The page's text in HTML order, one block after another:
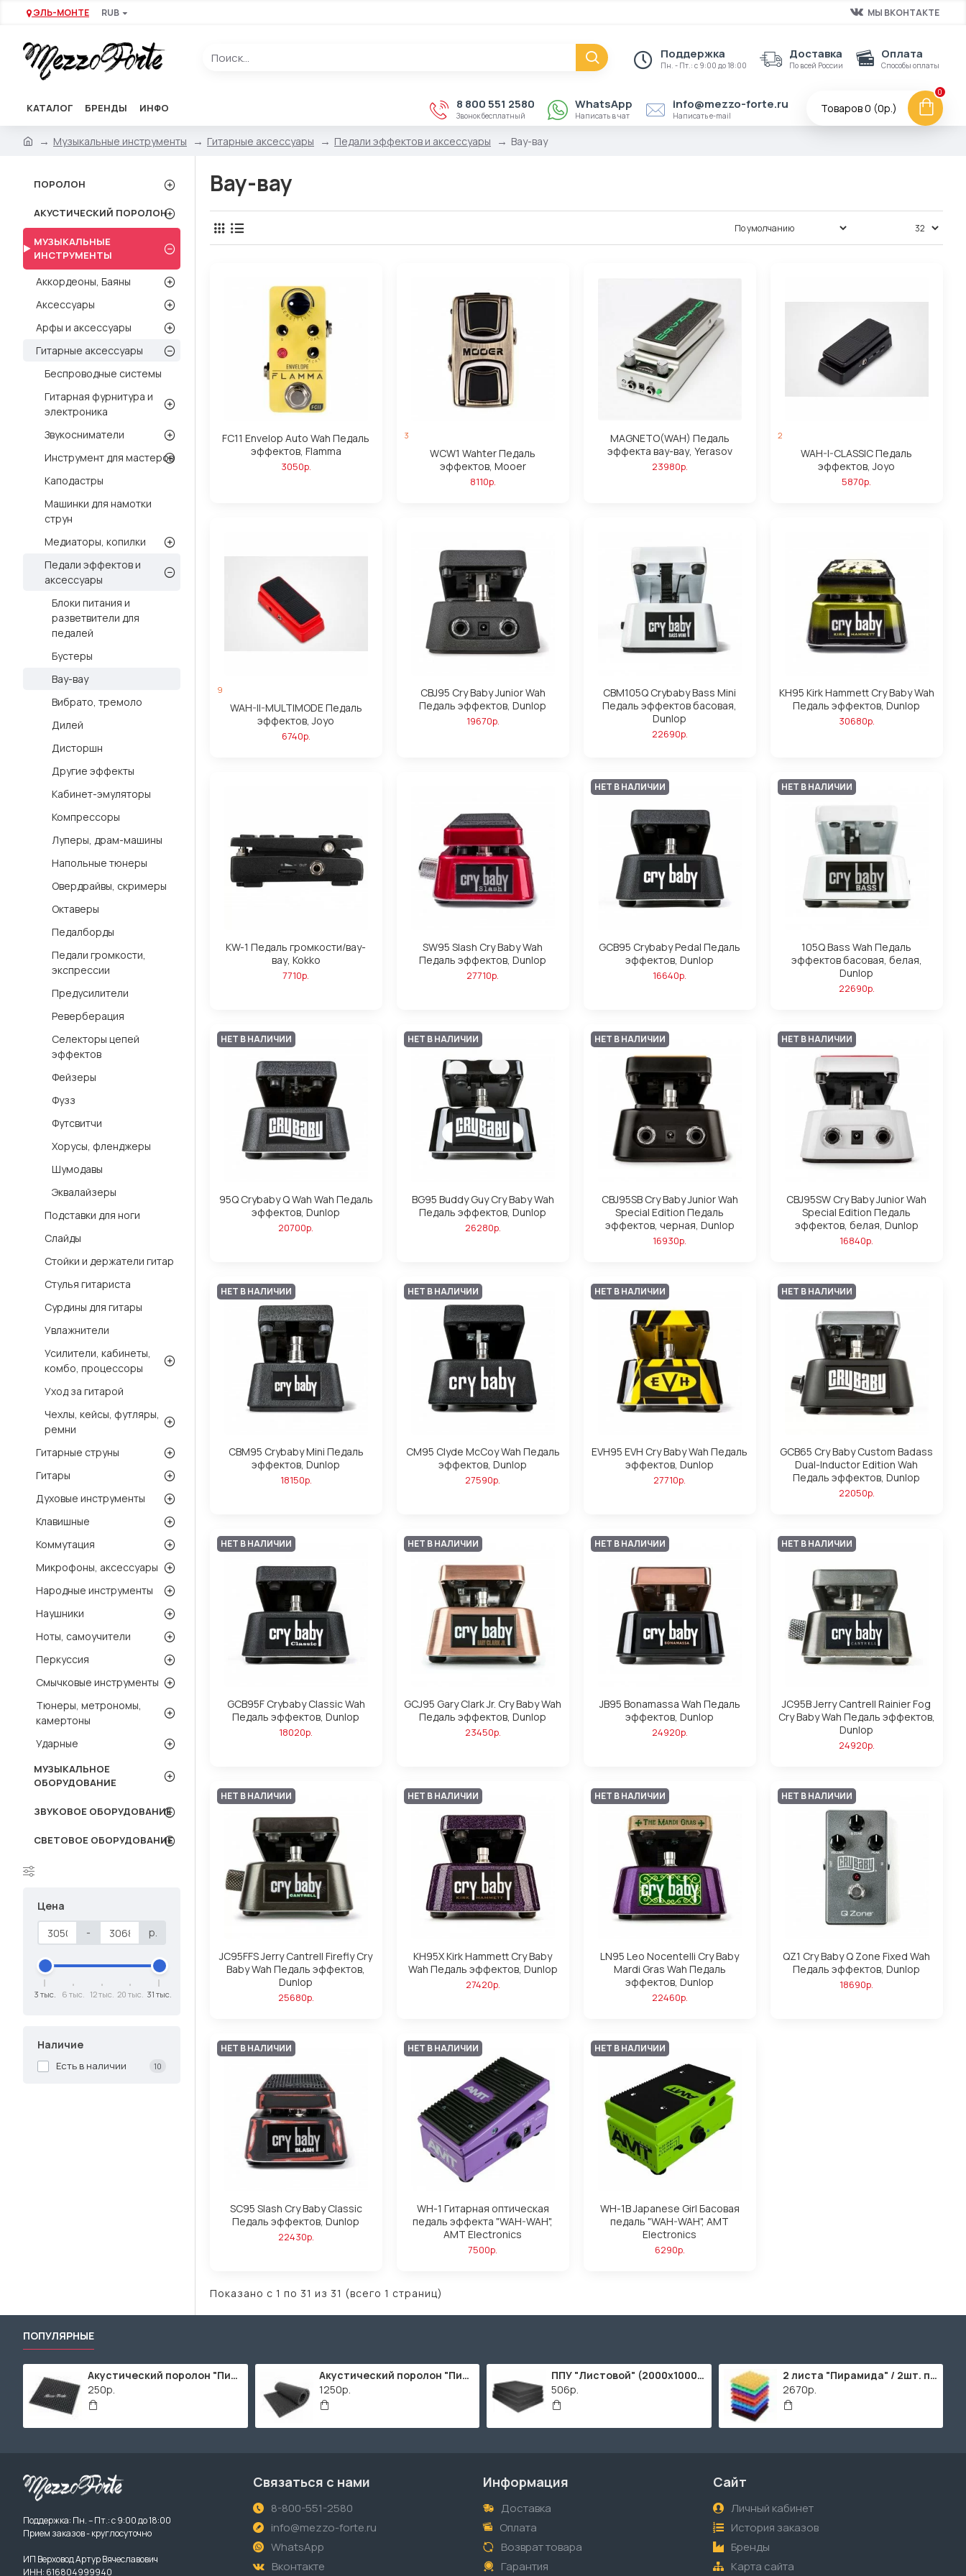
ЭЛЬ-МОНТЕ RUB МЫ ВКОНТАКТЕ
Поддержка
Пн. - Пт.: с 9:00 до 18:00
Доставка
По всей России
Оплата
Способы оплаты
КАТАЛОГ БРЕНДЫ ИНФО 8 800 551 2580
Звонок бесплатный
WhatsApp
Написать в чат
info@mezzo-forte.ru
Написать e-mail
Товаров 0 (0р.)
0
Музыкальные инструменты Гитарные аксессуары Педали эффектов и аксессуары Вау-вау
ПОРОЛОН
АКУСТИЧЕСКИЙ ПОРОЛОН
МУЗЫКАЛЬНЫЕ
ИНСТРУМЕНТЫ
Аккордеоны, Баяны
Аксессуары
Арфы и аксессуары
Гитарные аксессуары
Беспроводные системы
Гитарная фурнитура и
электроника
Звукосниматели
Инструмент для мастеров
Каподастры
Машинки для намотки
струн
Медиаторы, копилки
Педали эффектов и
аксессуары
Блоки питания и
разветвители для
педалей
Бустеры
Вау-вау
Вибрато, тремоло
Дилей
Дисторшн
Другие эффекты
Кабинет-эмуляторы
Компрессоры
Луперы, драм-машины
Напольные тюнеры
Овердрайвы, скримеры
Октаверы
Педалборды
Педали громкости,
экспрессии
Предусилители
Реверберация
Селекторы цепей
эффектов
Фейзеры
Фузз
Футсвитчи
Хорусы, фленджеры
Шумодавы
Эквалайзеры
Подставки для ноги
Слайды
Стойки и держатели гитар
Стулья гитариста
Сурдины для гитары
Увлажнители
Усилители, кабинеты,
комбо, процессоры
Уход за гитарой
Чехлы, кейсы, футляры,
ремни
Гитарные струны
Гитары
Духовые инструменты
Клавишные
Коммутация
Микрофоны, аксессуары
Народные инструменты
Наушники
Ноты, самоучители
Перкуссия
Смычковые инструменты
Тюнеры, метрономы,
камертоны
Ударные
МУЗЫКАЛЬНОЕ
ОБОРУДОВАНИЕ
ЗВУКОВОЕ ОБОРУДОВАНИЕ
СВЕТОВОЕ ОБОРУДОВАНИЕ
Цена
-
р.
3 тыс. 6 тыс. 12 тыс. 20 тыс. 31 тыс.
Наличие
Есть в наличии 10
Вау-вау
FC11 Envelop Auto Wah Педаль
эффектов, Flamma
3050р.
3
WCW1 Wahter Педаль
эффектов, Mooer
8110р.
MAGNETO(WAH) Педаль
эффекта вау-вау, Yerasov
23980р.
2
WAH-I-CLASSIC Педаль
эффектов, Joyo
5870р.
9
WAH-II-MULTIMODE Педаль
эффектов, Joyo
6740р.
CBJ95 Cry Baby Junior Wah
Педаль эффектов, Dunlop
19670р.
CBM105Q Crybaby Bass Mini
Педаль эффектов басовая,
Dunlop
22690р.
KH95 Kirk Hammett Cry Baby Wah
Педаль эффектов, Dunlop
30680р.
KW-1 Педаль громкости/вау-
вау, Kokko
7710р.
SW95 Slash Cry Baby Wah
Педаль эффектов, Dunlop
27710р.
НЕТ В НАЛИЧИИ
GCB95 Crybaby Pedal Педаль
эффектов, Dunlop
16640р.
НЕТ В НАЛИЧИИ
105Q Bass Wah Педаль
эффектов басовая, белая,
Dunlop
22690р.
НЕТ В НАЛИЧИИ
95Q Crybaby Q Wah Wah Педаль
эффектов, Dunlop
20700р.
НЕТ В НАЛИЧИИ
BG95 Buddy Guy Cry Baby Wah
Педаль эффектов, Dunlop
26280р.
НЕТ В НАЛИЧИИ
CBJ95SB Cry Baby Junior Wah
Special Edition Педаль
эффектов, черная, Dunlop
16930р.
НЕТ В НАЛИЧИИ
CBJ95SW Cry Baby Junior Wah
Special Edition Педаль
эффектов, белая, Dunlop
16840р.
НЕТ В НАЛИЧИИ
CBM95 Crybaby Mini Педаль
эффектов, Dunlop
18150р.
НЕТ В НАЛИЧИИ
CM95 Clyde McCoy Wah Педаль
эффектов, Dunlop
27590р.
НЕТ В НАЛИЧИИ
EVH95 EVH Cry Baby Wah Педаль
эффектов, Dunlop
27710р.
НЕТ В НАЛИЧИИ
GCB65 Cry Baby Custom Badass
Dual-Inductor Edition Wah
Педаль эффектов, Dunlop
22050р.
НЕТ В НАЛИЧИИ
GCB95F Crybaby Classic Wah
Педаль эффектов, Dunlop
18020р.
НЕТ В НАЛИЧИИ
GCJ95 Gary Clark Jr. Cry Baby Wah
Педаль эффектов, Dunlop
23450р.
НЕТ В НАЛИЧИИ
JB95 Bonamassa Wah Педаль
эффектов, Dunlop
24920р.
НЕТ В НАЛИЧИИ
JC95B Jerry Cantrell Rainier Fog
Cry Baby Wah Педаль эффектов,
Dunlop
24920р.
НЕТ В НАЛИЧИИ
JC95FFS Jerry Cantrell Firefly Cry
Baby Wah Педаль эффектов,
Dunlop
25680р.
НЕТ В НАЛИЧИИ
KH95X Kirk Hammett Cry Baby
Wah Педаль эффектов, Dunlop
27420р.
НЕТ В НАЛИЧИИ
LN95 Leo Nocentelli Cry Baby
Mardi Gras Wah Педаль
эффектов, Dunlop
22460р.
НЕТ В НАЛИЧИИ
QZ1 Cry Baby Q Zone Fixed Wah
Педаль эффектов, Dunlop
18690р.
НЕТ В НАЛИЧИИ
SC95 Slash Cry Baby Classic
Педаль эффектов, Dunlop
22430р.
НЕТ В НАЛИЧИИ
WH-1 Гитарная оптическая
педаль эффекта "WAH-WAH",
AMT Electronics
7500р.
НЕТ В НАЛИЧИИ
WH-1B Japanese Girl Басовая
педаль "WAH-WAH", AMT
Electronics
6290р.
Показано с 1 по 31 из 31 (всего 1 страниц)
ПОПУЛЯРНЫЕ
Акустический поролон "Пирамида" / 480x480х30мм / Темно-серый
250р.
Акустический поролон "Пирамида" / 2000х1000мм
1250р.
ППУ "Листовой" (2000х1000мм)
506р.
2 листа "Пирамида" / 2шт. по 2000х1000мм
2670р.
Поддержка: Пн. – Пт.: с 9:00 до 18:00
Прием заказов - круглосуточно
ИП Верховод Артур Вячеславович
ИНН: 616804999940
Связаться с нами
8-800-551-2580
info@mezzo-forte.ru
WhatsApp
Вконтакте
Информация
Доставка
Оплата
Возврат товара
Гарантия
Сайт
Личный кабинет
История заказов
Бренды
Карта сайта